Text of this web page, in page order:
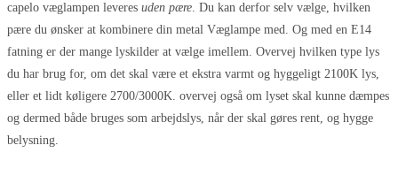
capelo væglampen leveres uden pære. Du kan derfor selv vælge, hvilken
pære du ønsker at kombinere din metal Væglampe med. Og med en E14
fatning er der mange lyskilder at vælge imellem. Overvej hvilken type lys
du har brug for, om det skal være et ekstra varmt og hyggeligt 2100K lys,
eller et lidt køligere 2700/3000K. overvej også om lyset skal kunne dæmpes
og dermed både bruges som arbejdslys, når der skal gøres rent, og hygge
belysning.